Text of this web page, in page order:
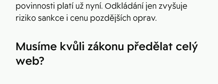
povinnosti platí už nyní. Odkládání jen zvyšuje
riziko sankce i cenu pozdějších oprav.
Musíme kvůli zákonu předělat celý
web?